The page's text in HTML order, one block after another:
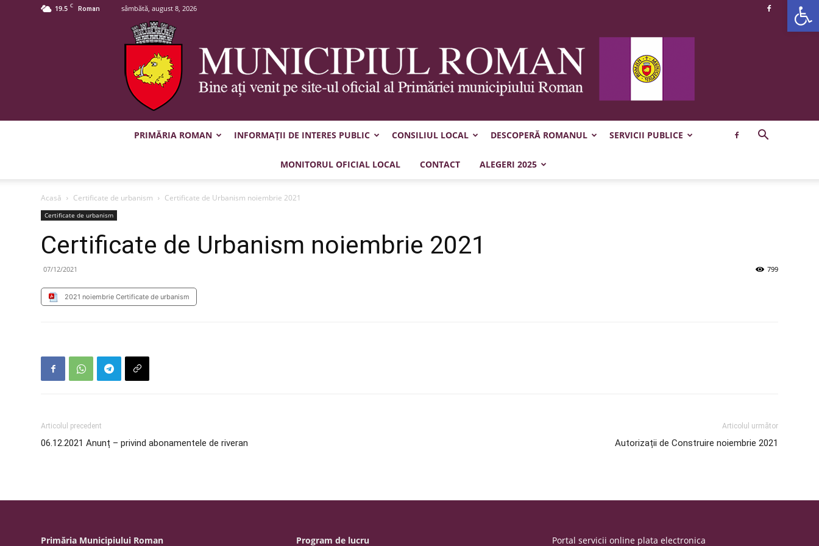
19.5 C Roman sâmbătă, august 8, 2026
Municipiul
Roman
PRIMĂRIA ROMAN INFORMAȚII DE INTERES PUBLIC CONSILIUL LOCAL DESCOPERĂ ROMANUL SERVICII PUBLICE
MONITORUL OFICIAL LOCAL CONTACT ALEGERI 2025
Acasă Certificate de urbanism Certificate de Urbanism noiembrie 2021
Certificate de urbanism
Certificate de Urbanism noiembrie 2021
07/12/2021 799
2021 noiembrie Certificate de urbanism
Articolul precedent
06.12.2021 Anunț – privind abonamentele de riveran
Articolul următor
Autorizații de Construire noiembrie 2021
Primăria Municipiului Roman Program de lucru Portal servicii online plata electronica